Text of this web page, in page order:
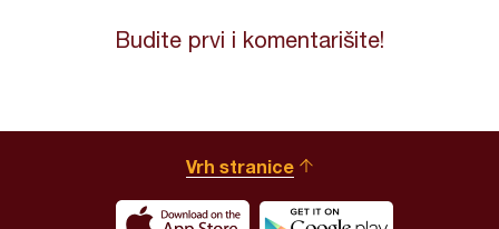
Budite prvi i komentarišite!
Vrh stranice